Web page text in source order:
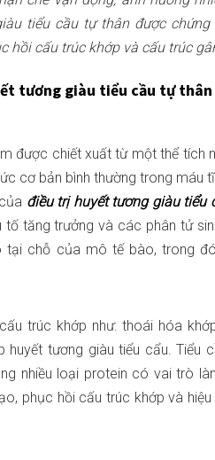
tiểu cầu tự thân được
hồi cấu trúc khớp và cấu trúc
tương giàu tiểu cầu tự
được chiết xuất từ một thể tích
cơ bản bình thường trong máu
điều trị huyết tương giàu tiểu
tăng trưởng và các phân tử
tại chỗ của mô tế bào, trong
trúc khớp như: thoái hóa
huyết tương giàu tiểu cẩu. Tiểu
nhiều loại protein có vai trò
phục hồi cấu trúc khớp và